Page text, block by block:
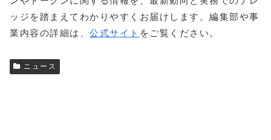
ッジを踏まえてわかりやすくお届けします。編集部や事
業内容の詳細は、 公式サイト をご覧ください。
ニュース